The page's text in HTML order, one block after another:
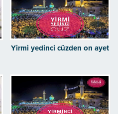
Yirmi yedinci cüzden on ayet